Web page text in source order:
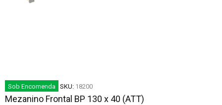
Sob Encomenda SKU: 18200
Mezanino Frontal BP 130 x 40 (ATT)